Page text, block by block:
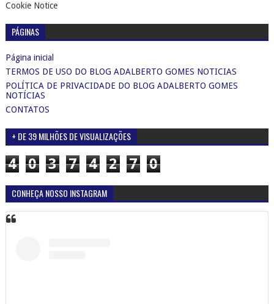
Cookie Notice
PÁGINAS
Página inicial
TERMOS DE USO DO BLOG ADALBERTO GOMES NOTICIAS
POLÍTICA DE PRIVACIDADE DO BLOG ADALBERTO GOMES
NOTÍCIAS
CONTATOS
+ DE 39 MILHÕES DE VISUALIZAÇÕES
4 0 3 7 4 2 7 0
CONHEÇA NOSSO INSTAGRAM